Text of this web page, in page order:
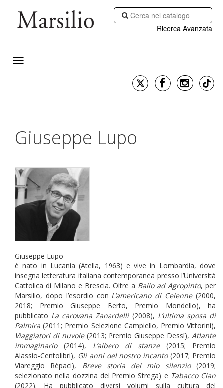
Ricerca Avanzata
Giuseppe Lupo
Giuseppe Lupo
è nato in Lucania (Atella, 1963) e vive in Lombardia, dove
insegna letteratura italiana contemporanea presso l’Università
Cattolica di Milano e Brescia. Oltre a Ballo ad Agropinto, per
Marsilio, dopo l’esordio con L’americano di Celenne(2000,
2018; Premio Giuseppe Berto, Premio Mondello), ha
pubblicato La carovana Zanardelli(2008), L’ultima sposa di
Palmira (2011; Premio Selezione Campiello, Premio Vittorini),
Viaggiatori di nuvole(2013; Premio Giuseppe Dessì), Atlante
immaginario(2014), L’albero di stanze(2015; Premio
Alassio-Centolibri), Gli anni del nostro incanto(2017; Premio
Viareggio Rèpaci), Breve storia del mio silenzio(2019;
selezionato nella dozzina del Premio Strega) e Tabacco Clan
(2022). Ha pubblicato diversi volumi sulla cultura del